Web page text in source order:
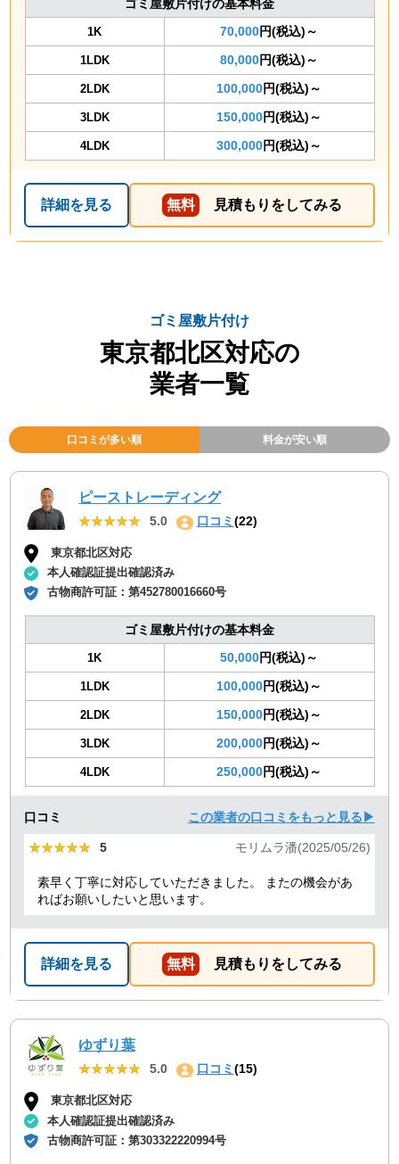
ゴミ屋敷片付けの基本料金
1K 70,000円(税込)～
1LDK 80,000円(税込)～
2LDK 100,000円(税込)～
3LDK 150,000円(税込)～
4LDK 300,000円(税込)～
詳細を見る 無料 見積もりをしてみる
ゴミ屋敷片付け
東京都北区対応の
業者一覧
口コミが多い順 料金が安い順
ピーストレーディング
★★★★★
★★★★★ 5.0 口コミ(22)
東京都北区対応
本人確認証提出確認済み
古物商許可証：第452780016660号
ゴミ屋敷片付けの基本料金
1K 50,000円(税込)～
1LDK 100,000円(税込)～
2LDK 150,000円(税込)～
3LDK 200,000円(税込)～
4LDK 250,000円(税込)～
口コミ この業者の口コミをもっと見る▶
★★★★★
★★★★★ 5 モリムラ潘(2025/05/26)
素早く丁寧に対応していただきました。 またの機会があ
ればお願いしたいと思います。
詳細を見る 無料 見積もりをしてみる
ゆずり葉
★★★★★
★★★★★ 5.0 口コミ(15)
東京都北区対応
本人確認証提出確認済み
古物商許可証：第303322220994号